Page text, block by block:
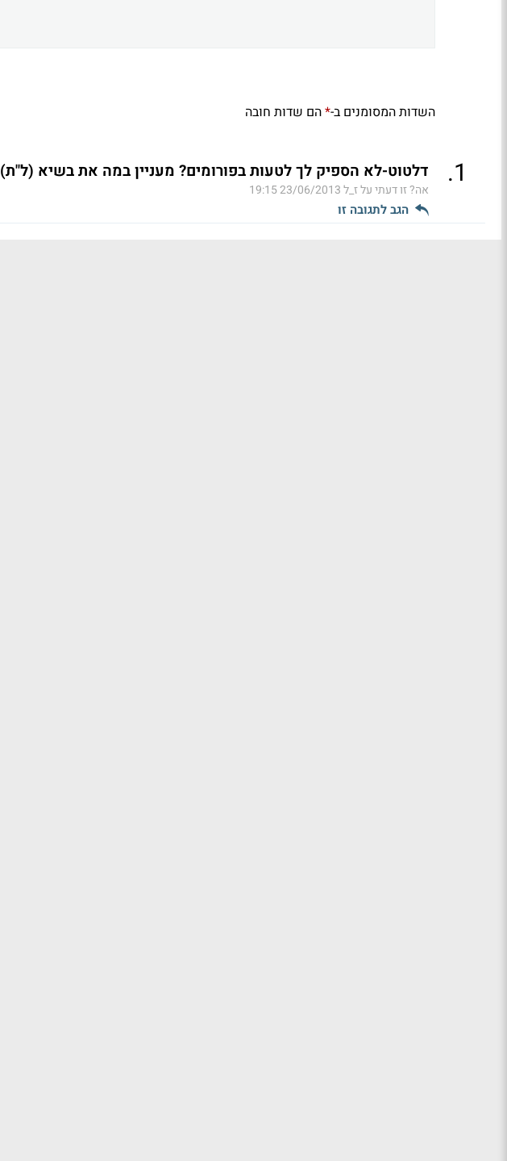
השדות המסומנים ב-*הם שדות חובה
1
. דלטוט-לא הספיק לך לטעות בפורומים? מעניין במה את בשיא (ל"ת)
אה? זו דעתי על ז_ל23/06/2013 19:15
הגב לתגובה זו